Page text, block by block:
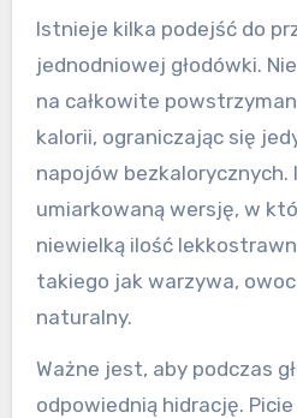
Istnieje kilka podejść do
jednodniowej głodówki.
na całkowite
kalorii, ograniczając się
napojów bezkalorycznych.
umiarkowaną wersję, w
niewielką ilość
takiego jak warzywa,
naturalny.
Ważne jest, aby podczas
odpowiednią hidrację.